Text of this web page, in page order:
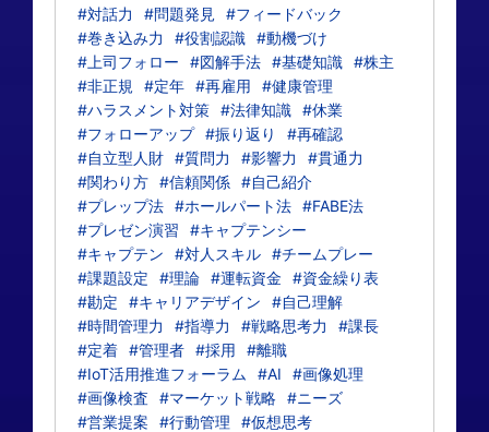
#対話力
#問題発見
#フィードバック
#巻き込み力
#役割認識 #動機づけ
#上司フォロー
#図解手法 #基礎知識 #株主
#非正規
#定年 #再雇用
#健康管理
#ハラスメント対策 #法律知識 #休業
#フォローアップ #振り返り
#再確認
#自立型人財 #質問力 #影響力
#貫通力
#関わり方 #信頼関係 #自己紹介
#プレップ法 #ホールパート法 #FABE法
#プレゼン演習
#キャプテンシー
#キャプテン
#対人スキル #チームプレー
#課題設定
#理論 #運転資金
#資金繰り表
#勘定
#キャリアデザイン
#自己理解
#時間管理力
#指導力 #戦略思考力
#課長
#定着 #管理者 #採用
#離職
#IoT活用推進フォーラム
#AI
#画像処理
#画像検査
#マーケット戦略 #ニーズ
#営業提案
#行動管理
#仮想思考